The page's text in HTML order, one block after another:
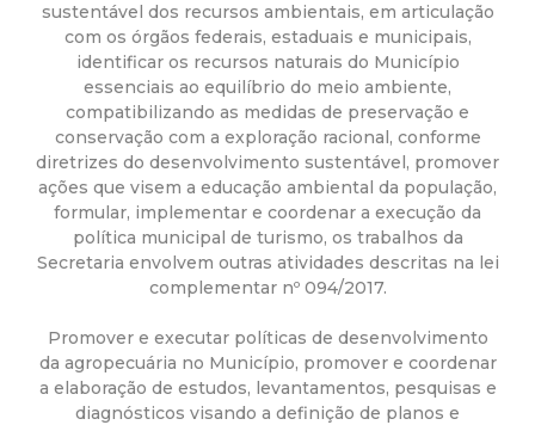
u
r
a
M
u
n
i
sustentável dos recursos ambientais, em articulação
com os órgãos federais, estaduais e municipais,
identificar os recursos naturais do Município
essenciais ao equilíbrio do meio ambiente,
compatibilizando as medidas de preservação e
conservação com a exploração racional, conforme
diretrizes do desenvolvimento sustentável, promover
ações que visem a educação ambiental da população,
formular, implementar e coordenar a execução da
política municipal de turismo, os trabalhos da
Secretaria envolvem outras atividades descritas na lei
complementar nº 094/2017.
Promover e executar políticas de desenvolvimento
da agropecuária no Município, promover e coordenar
a elaboração de estudos, levantamentos, pesquisas e
diagnósticos visando a definição de planos e